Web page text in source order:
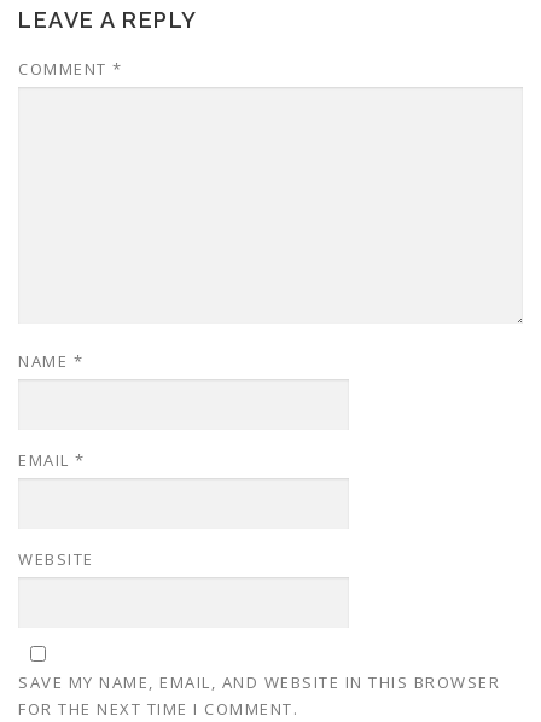
LEAVE A REPLY
COMMENT *
NAME *
EMAIL *
WEBSITE
SAVE MY NAME, EMAIL, AND WEBSITE IN THIS BROWSER
FOR THE NEXT TIME I COMMENT.